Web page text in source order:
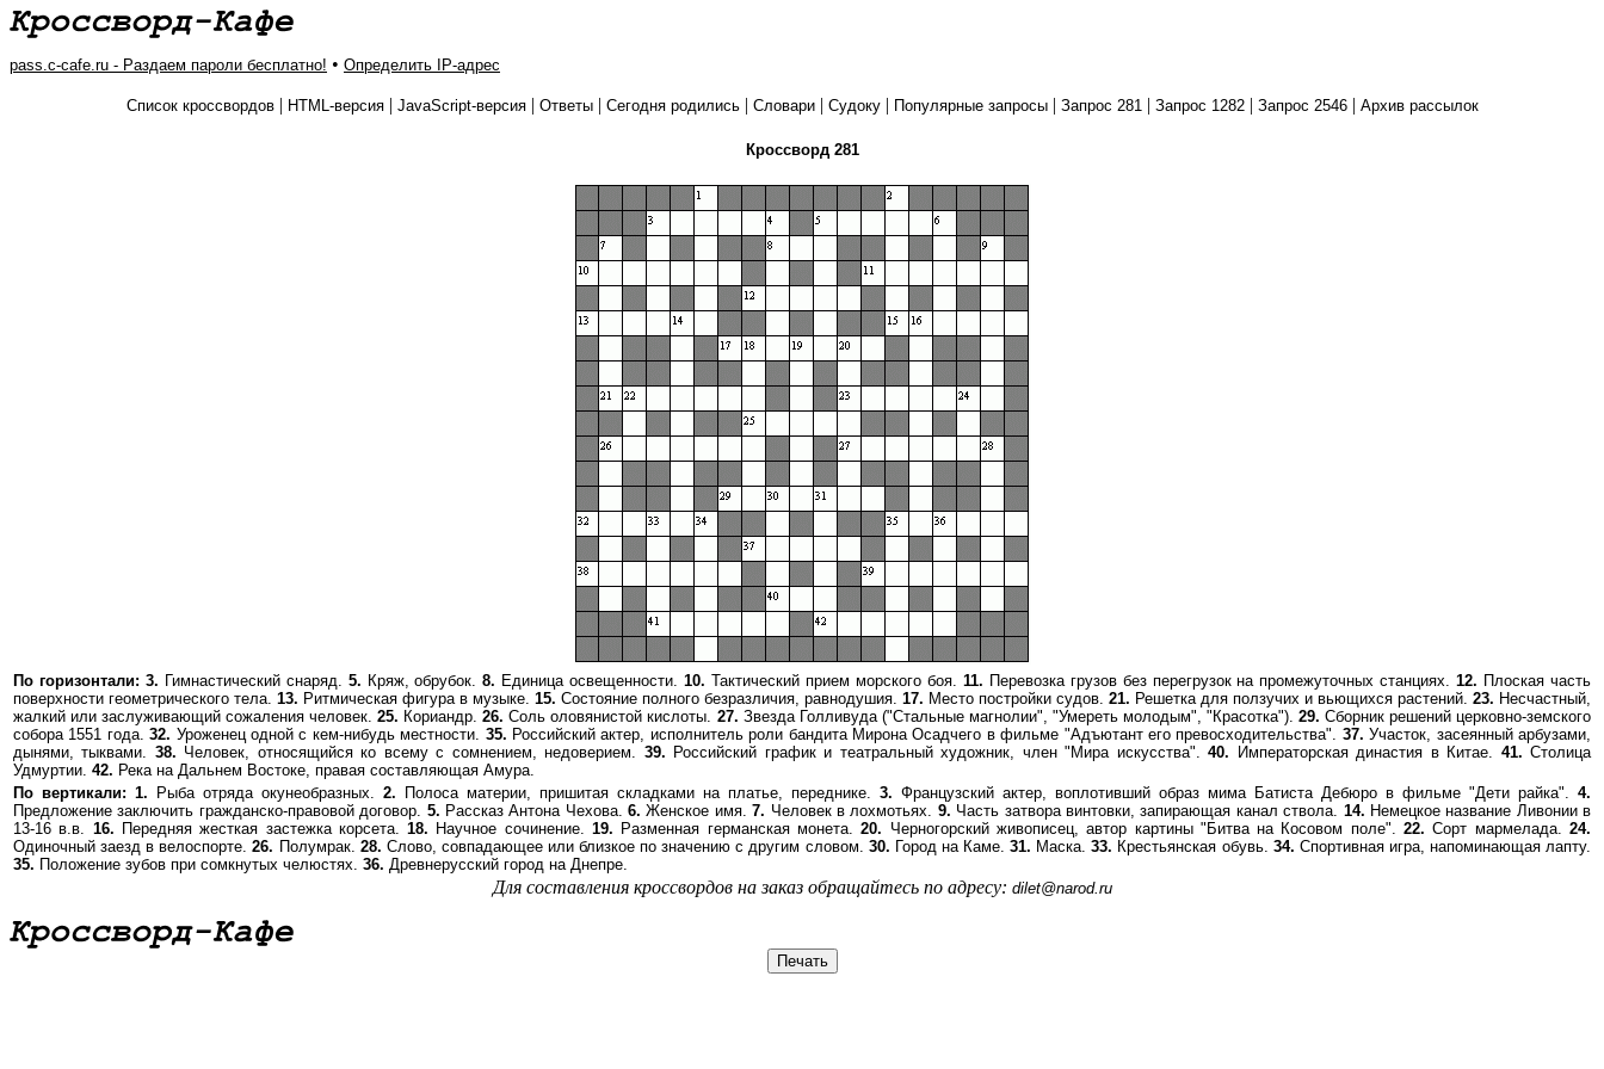
pass.c-cafe.ru - Раздаем пароли бесплатно! • Определить IP-адрес
Список кроссвордов| HTML-версия| JavaScript-версия| Ответы| Сегодня родились| Словари| Судоку| Популярные запросы| Запрос 281 | Запрос 1282| Запрос 2546| Архив рассылок
Кроссворд 281
По горизонтали: 3. Гимнастический снаряд. 5. Кряж, обрубок.8. Единица освещенности.10. Тактический прием морского боя. 11. Перевозка грузов без перегрузок на промежуточных станциях.12. Плоская часть
поверхности геометрического тела. 13. Ритмическая фигура в музыке. 15. Состояние полного безразличия, равнодушия. 17. Место постройки судов. 21. Решетка для ползучих и вьющихся растений. 23. Несчастный,
жалкий или заслуживающий сожаления человек.25. Кориандр.26. Соль оловянистой кислоты. 27. Звезда Голливуда ("Стальные магнолии", "Умереть молодым", "Красотка"). 29. Сборник решений церковно-земского
собора 1551 года.32. Уроженец одной с кем-нибудь местности. 35. Российский актер, исполнитель роли бандита Мирона Осадчего в фильме "Адъютант его превосходительства". 37. Участок, засеянный арбузами,
дынями, тыквами. 38. Человек, относящийся ко всему с сомнением, недоверием. 39. Российский график и театральный художник, член "Мира искусства".40. Императорская династия в Китае. 41. Столица
Удмуртии. 42. Река на Дальнем Востоке, правая составляющая Амура.
По вертикали: 1. Рыба отряда окунеобразных. 2. Полоса материи, пришитая складками на платье, переднике. 3. Французский актер, воплотивший образ мима Батиста Дебюро в фильме "Дети райка". 4.
Предложение заключить гражданско-правовой договор. 5. Рассказ Антона Чехова.6. Женское имя.7. Человек в лохмотьях. 9. Часть затвора винтовки, запирающая канал ствола. 14. Немецкое название Ливонии в
13-16 в.в. 16. Передняя жесткая застежка корсета.18. Научное сочинение.19. Разменная германская монета.20. Черногорский живописец, автор картины "Битва на Косовом поле".22. Сорт мармелада.24.
Одиночный заезд в велоспорте.26. Полумрак. 28. Слово, совпадающее или близкое по значению с другим словом. 30. Город на Каме.31. Маска.33. Крестьянская обувь. 34. Спортивная игра, напоминающая лапту.
35. Положение зубов при сомкнутых челюстях. 36. Древнерусский город на Днепре.
Для составления кроссвордов на заказ обращайтесь по адресу: dilet@narod.ru
Печать